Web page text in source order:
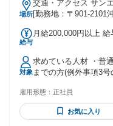
場所
交通・アクセス サン
分 沖縄ヤマト運輸 浦
[勤務地：〒901-2101
給与
月給200,000円以上 給与
勤・家族手当金額：
金額：なし 月給：200,000円＋固定残業代 ※固定残業代
10,500円～30,000円
固定残業代が変わり
10,500円（7h分） ※
給決定 ※1～5年後に
対象
求めている人材 ・普
までの方(例外事項3号の
リアアップを目指し
してみたい方 ・配達
トでなく正社員とし
雇用形態： 正社員
お気に入り